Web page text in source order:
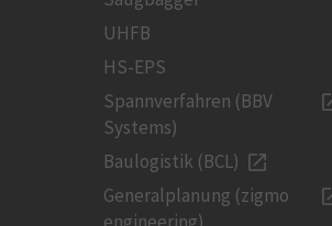
UHFB
HS-EPS
Spannverfahren (BBV
Systems)
Baulogistik (BCL)
Generalplanung (zigmo